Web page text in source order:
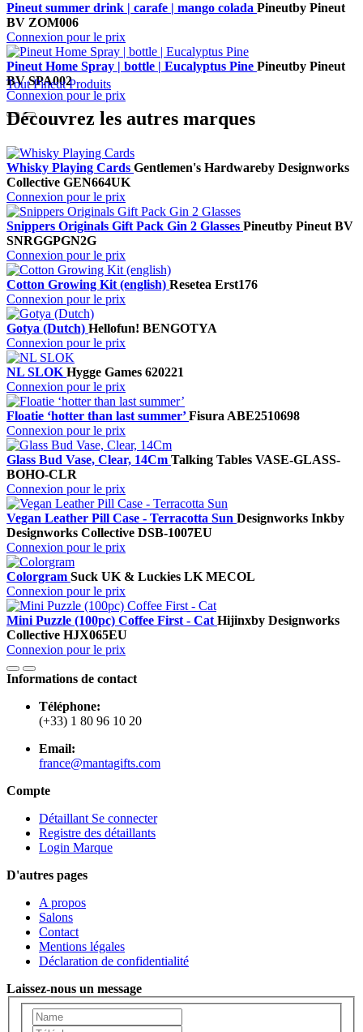
Pineut summer drink | carafe | mango colada Pineutby Pineut
BV ZOM006
Connexion pour le prix
Pineut Home Spray | bottle | Eucalyptus Pine Pineutby Pineut
BV SPA002
Connexion pour le prix
Tout Pineut Produits
Découvrez les autres marques
Whisky Playing Cards Gentlemen's Hardwareby Designworks
Collective GEN664UK
Connexion pour le prix
Snippers Originals Gift Pack Gin 2 Glasses Pineutby Pineut BV
SNRGGPGN2G
Connexion pour le prix
Cotton Growing Kit (english) Resetea Erst176
Connexion pour le prix
Gotya (Dutch) Hellofun! BENGOTYA
Connexion pour le prix
NL SLOK Hygge Games 620221
Connexion pour le prix
Floatie ‘hotter than last summer’Fisura ABE2510698
Connexion pour le prix
Glass Bud Vase, Clear, 14Cm Talking Tables VASE-GLASS-
BOHO-CLR
Connexion pour le prix
Vegan Leather Pill Case - Terracotta Sun Designworks Inkby
Designworks Collective DSB-1007EU
Connexion pour le prix
Colorgram Suck UK & Luckies LK MECOL
Connexion pour le prix
Mini Puzzle (100pc) Coffee First - Cat Hijinxby Designworks
Collective HJX065EU
Connexion pour le prix
Informations de contact
Téléphone:
(+33) 1 80 96 10 20
Email:
france@mantagifts.com
Compte
Détaillant Se connecter
Registre des détaillants
Login Marque
D'autres pages
A propos
Salons
Contact
Mentions légales
Déclaration de confidentialité
Laissez-nous un message